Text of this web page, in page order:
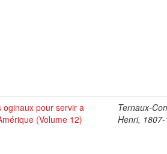
oginaux pour servir a
(Volume 12)
Ternaux-
Henri,